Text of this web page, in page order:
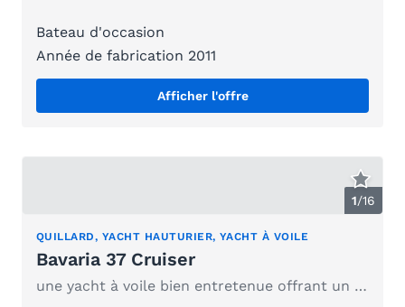
Bateau d'occasion
Année de fabrication 2011
Afficher l'offre
1/16
QUILLARD, YACHT HAUTURIER, YACHT À VOILE
Bavaria 37 Cruiser
une yacht à voile bien entretenue offrant un espace généreux